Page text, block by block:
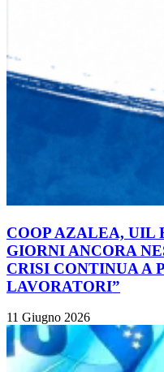
COOP AZALEA, UIL
GIORNI ANCORA
CRISI CONTINUA A
LAVORATORI”
11 Giugno 2026